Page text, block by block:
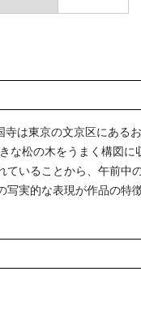
は東京の文京区にある
松の木をうまく構図
いることから、午前中
実的な表現が作品の特